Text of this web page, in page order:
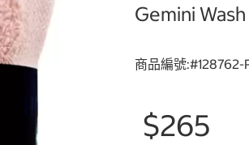
Gemini
商品編號:#128762-
$265